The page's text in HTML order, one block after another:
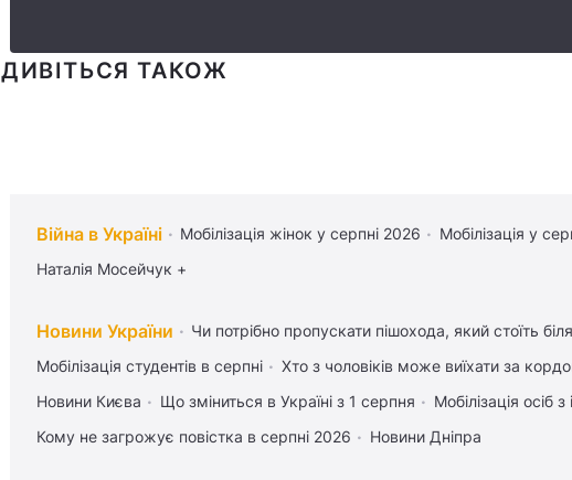
ДИВІТЬСЯ ТАКОЖ
Війна в Україні Мобілізація жінок у серпні 2026 Мобілізація у
Наталія Мосейчук +
Новини України Чи потрібно пропускати пішохода, який стоїть
Мобілізація студентів в серпні
Хто з чоловіків може виїхати за
Новини Києва
Що зміниться в Україні з 1 серпня Мобілізація осіб
Кому не загрожує повістка в серпні 2026
Новини Дніпра